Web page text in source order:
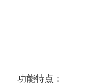
功能特点：